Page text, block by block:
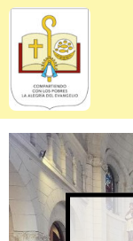
Skip
content